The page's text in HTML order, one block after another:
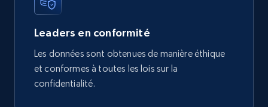
Leaders en conformité
Les données sont obtenues de manière éthique
et conformes à toutes les lois sur la
confidentialité.